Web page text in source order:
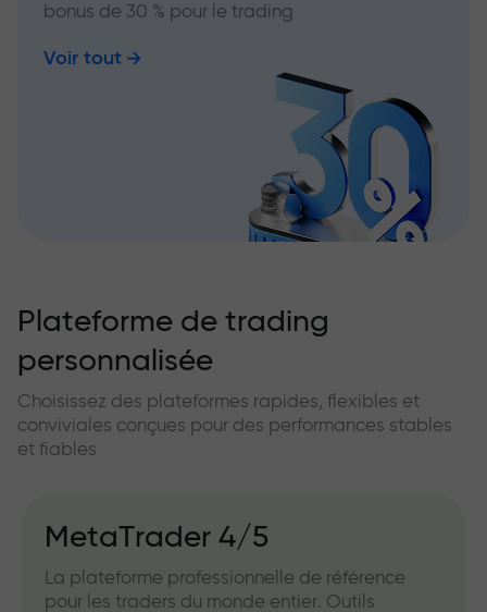
bonus de 30 % pour le trading
Voir tout
Plateforme de trading
personnalisée
Choisissez des plateformes rapides, flexibles et
conviviales conçues pour des performances stables
et fiables
MetaTrader 4/5
La plateforme professionnelle de référence
pour les traders du monde entier. Outils